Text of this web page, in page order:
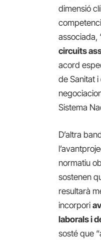
dimensió
associada,
circuits
acord
de Sanitat
Sistema
D’altra
normatiu
sostenen
resultarà
incorpori
laborals i
sosté que